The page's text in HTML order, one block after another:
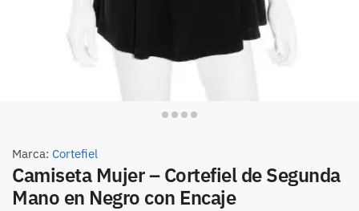
Marca: Cortefiel
Camiseta Mujer – Cortefiel de Segunda
Mano en Negro con Encaje